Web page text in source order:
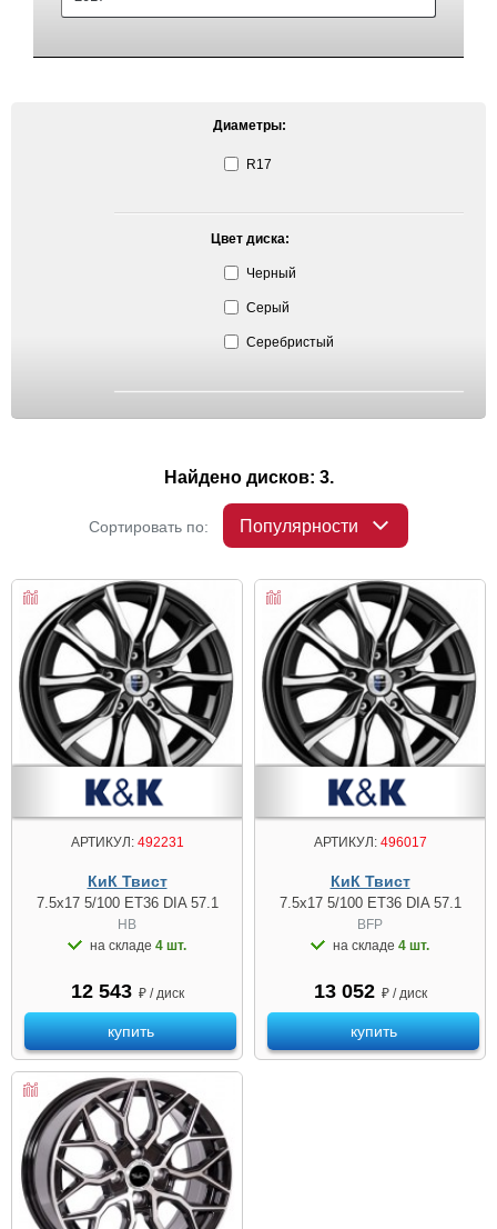
Диаметры:
R17
Цвет диска:
Черный
Серый
Серебристый
Найдено дисков: 3.
Сортировать по: Популярности
АРТИКУЛ:492231
КиК Твист
7.5x17 5/100 ET36 DIA 57.1
HB
на складе 4 шт.
12 543 ₽ / диск
купить
АРТИКУЛ:496017
КиК Твист
7.5x17 5/100 ET36 DIA 57.1
BFP
на складе 4 шт.
13 052 ₽ / диск
купить